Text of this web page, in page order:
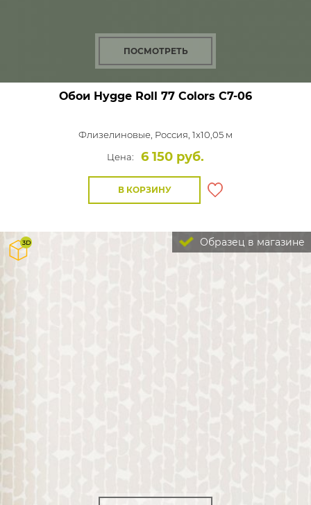
ПОСМОТРЕТЬ
Обои Hygge Roll 77 Colors C7-06
Флизелиновые, Россия, 1x10,05 м
Цена:
6 150 руб.
В КОРЗИНУ
Образец в магазине